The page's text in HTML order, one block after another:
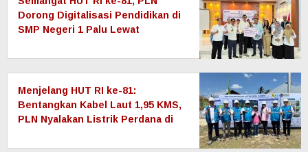
Dorong Digitalisasi Pendidikan di
SMP Negeri 1 Palu Lewat
Menjelang HUT RI ke-81:
Bentangkan Kabel Laut 1,95 KMS,
PLN Nyalakan Listrik Perdana di
Persen Rasio Desa Berlistrik